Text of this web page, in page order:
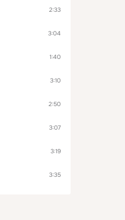
2:33
3:04
1:40
3:10
2:50
3:07
3:19
3:35